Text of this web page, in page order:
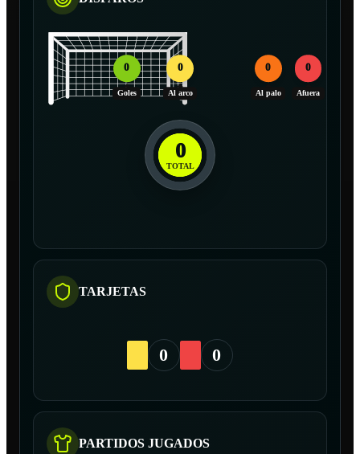
0
Goles
0
Al arco
0
Al palo
0
Afuera
0
TOTAL
TARJETAS
0 0
PARTIDOS JUGADOS